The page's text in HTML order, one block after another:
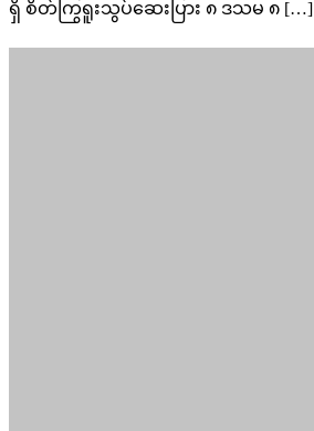
ရှိ စိတ်ကြွရူးသွပ်ဆေးပြား ၈ ဒသမ ၈ […]